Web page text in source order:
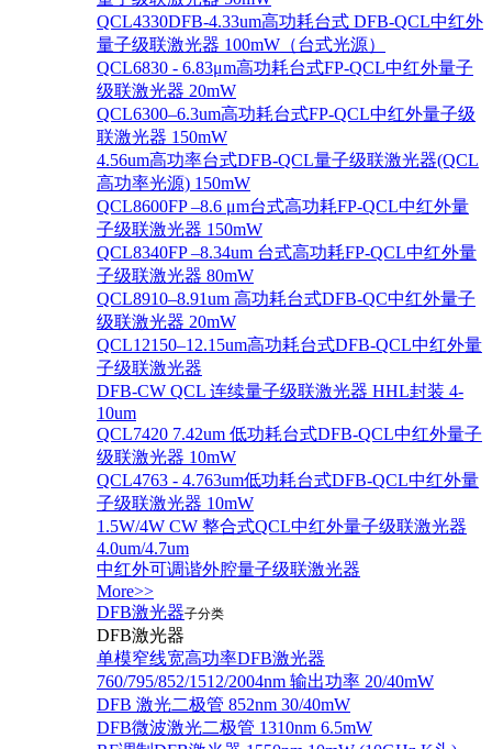
QCL4330DFB-4.33um高功耗台式 DFB-QCL中红外
量子级联激光器 100mW（台式光源）
QCL6830 - 6.83μm高功耗台式FP-QCL中红外量子
级联激光器 20mW
QCL6300–6.3um高功耗台式FP-QCL中红外量子级
联激光器 150mW
4.56um高功率台式DFB-QCL量子级联激光器(QCL
高功率光源) 150mW
QCL8600FP –8.6 μm台式高功耗FP-QCL中红外量
子级联激光器 150mW
QCL8340FP –8.34um 台式高功耗FP-QCL中红外量
子级联激光器 80mW
QCL8910–8.91um 高功耗台式DFB-QC中红外量子
级联激光器 20mW
QCL12150–12.15um高功耗台式DFB-QCL中红外量
子级联激光器
DFB-CW QCL 连续量子级联激光器 HHL封装 4-
10um
QCL7420 7.42um 低功耗台式DFB-QCL中红外量子
级联激光器 10mW
QCL4763 - 4.763um低功耗台式DFB-QCL中红外量
子级联激光器 10mW
1.5W/4W CW 整合式QCL中红外量子级联激光器
4.0um/4.7um
中红外可调谐外腔量子级联激光器
More>>
DFB激光器子分类
DFB激光器
单模窄线宽高功率DFB激光器
760/795/852/1512/2004nm 输出功率 20/40mW
DFB 激光二极管 852nm 30/40mW
DFB微波激光二极管 1310nm 6.5mW